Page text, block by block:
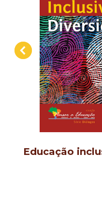
Educação